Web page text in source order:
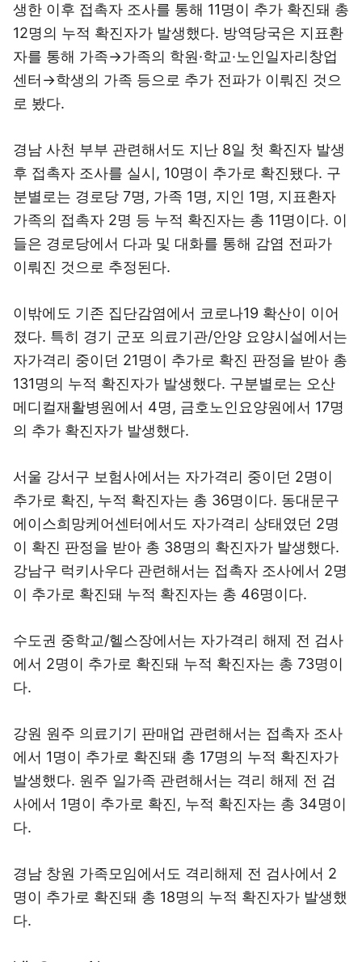
생한 이후 접촉자 조사를 통해 11명이 추가 확진돼 총
12명의 누적 확진자가 발생했다. 방역당국은 지표환
자를 통해 가족→가족의 학원·학교·노인일자리창업
센터→학생의 가족 등으로 추가 전파가 이뤄진 것으
로 봤다.
경남 사천 부부 관련해서도 지난 8일 첫 확진자 발생
후 접촉자 조사를 실시, 10명이 추가로 확진됐다. 구
분별로는 경로당 7명, 가족 1명, 지인 1명, 지표환자
가족의 접촉자 2명 등 누적 확진자는 총 11명이다. 이
들은 경로당에서 다과 및 대화를 통해 감염 전파가
이뤄진 것으로 추정된다.
이밖에도 기존 집단감염에서 코로나19 확산이 이어
졌다. 특히 경기 군포 의료기관/안양 요양시설에서는
자가격리 중이던 21명이 추가로 확진 판정을 받아 총
131명의 누적 확진자가 발생했다. 구분별로는 오산
메디컬재활병원에서 4명, 금호노인요양원에서 17명
의 추가 확진자가 발생했다.
서울 강서구 보험사에서는 자가격리 중이던 2명이
추가로 확진, 누적 확진자는 총 36명이다. 동대문구
에이스희망케어센터에서도 자가격리 상태였던 2명
이 확진 판정을 받아 총 38명의 확진자가 발생했다.
강남구 럭키사우다 관련해서는 접촉자 조사에서 2명
이 추가로 확진돼 누적 확진자는 총 46명이다.
수도권 중학교/헬스장에서는 자가격리 해제 전 검사
에서 2명이 추가로 확진돼 누적 확진자는 총 73명이
다.
강원 원주 의료기기 판매업 관련해서는 접촉자 조사
에서 1명이 추가로 확진돼 총 17명의 누적 확진자가
발생했다. 원주 일가족 관련해서는 격리 해제 전 검
사에서 1명이 추가로 확진, 누적 확진자는 총 34명이
다.
경남 창원 가족모임에서도 격리해제 전 검사에서 2
명이 추가로 확진돼 총 18명의 누적 확진자가 발생했
다.